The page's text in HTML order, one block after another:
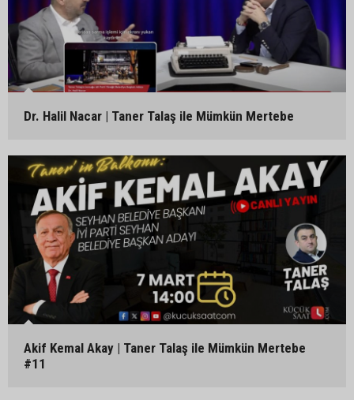
Dr. Halil Nacar | Taner Talaş ile Mümkün Mertebe
Akif Kemal Akay | Taner Talaş ile Mümkün Mertebe
#11